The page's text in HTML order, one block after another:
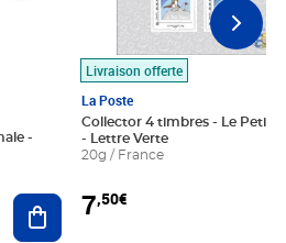
Ajouter au panier
Livraison offerte
La Poste
Collector 4 timbres - Le Petit
- Lettre Verte
20g / France
7,50€